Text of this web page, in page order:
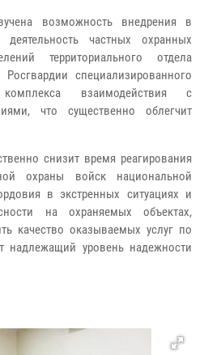
возможность внедрения в
частных охранных
территориального отдела
специализированного
комплекса взаимодействия с
что существенно облегчит
снизит время реагирования
охраны войск национальной
в экстренных ситуациях и
на охраняемых объектах,
качество оказываемых услуг по
надлежащий уровень надежности